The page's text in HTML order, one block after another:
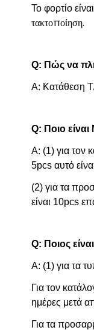
Το φορτίο
τακτοποίηση.
Q: Πώς να
Α: Κατάθεση
Q: Ποιο
Α: (1) για τον
5pcs αυτό
(2) για τα
είναι 10pcs
Q: Ποιος
Α: (1) για τα
Για τον
ημέρες μετά
Για τα